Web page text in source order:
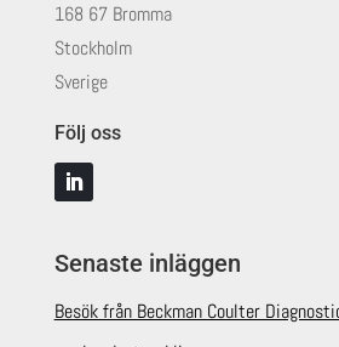
168 67 Bromma
Stockholm
Sverige
Följ oss
Senaste inläggen
Besök från Beckman Coulter